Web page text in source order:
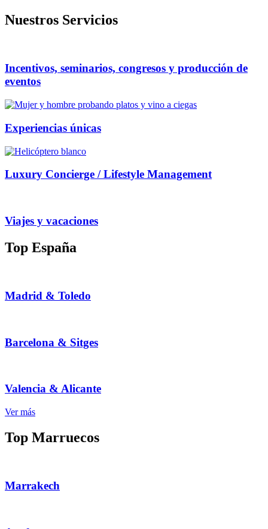
Nuestros Servicios
Incentivos, seminarios, congresos y producción de
eventos
Experiencias únicas
Luxury Concierge / Lifestyle Management
Viajes y vacaciones
Top España
Madrid & Toledo
Barcelona & Sitges
Valencia & Alicante
Ver más
Top Marruecos
Marrakech